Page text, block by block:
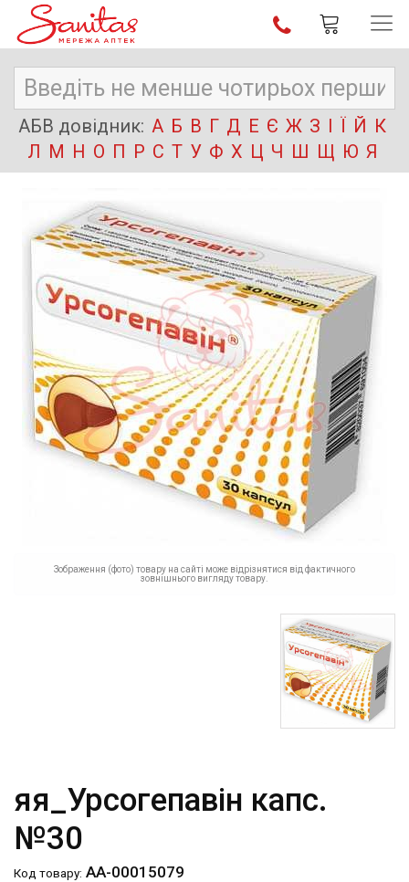
АБВ довідник: А Б В Г Д Е Є Ж З І Ї Й К
Л М Н О П Р С Т У Ф Х Ц Ч Ш Щ Ю Я
Зображення (фото) товару на сайті може відрізнятися від фактичного
зовнішнього вигляду товару.
яя_Урсогепавін капс.
№30
Код товару: АА-00015079